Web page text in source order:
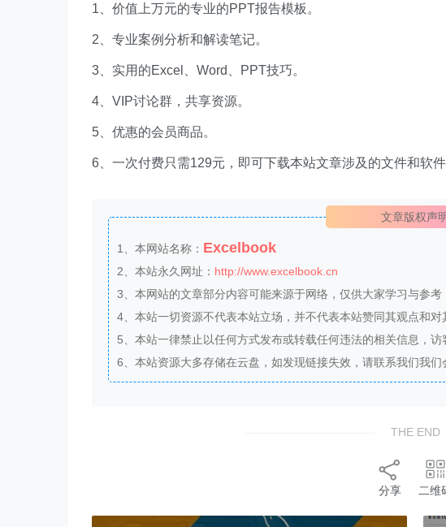
1、价值上万元的专业的PPT报告模板。
2、专业案例分析和解读笔记。
3、实用的Excel、Word、PPT技巧。
4、VIP讨论群，共享资源。
5、优惠的会员商品。
6、一次付费只需129元，即可下载本站文章涉及的文件和软件
文章版权声
1、本网站名称： Excelbook
2、本站永久网址： http://www.excelbook.cn
3、本网站的文章部分内容可能来源于网络，仅供大家学习与参考
4、本站一切资源不代表本站立场，并不代表本站赞同其观点和对
5、本站一律禁止以任何方式发布或转载任何违法的相关信息，访
6、本站资源大多存储在云盘，如发现链接失效，请联系我们我们
THE END
分享 二维